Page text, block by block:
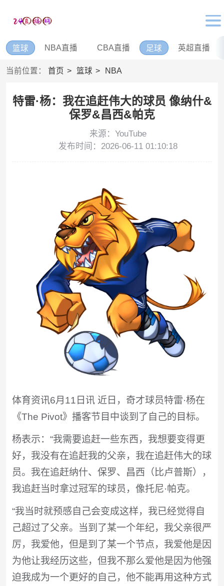
篮球 NBA直播 CBA直播 足球 英超直播
当前位置： 首页 篮球 NBA
特雷·杨：我在追赶伟大的球员 像纳什&
保罗&昌西&帕克
来源：YouTube
发布时间：2026-06-11 01:10:18
体育资讯6月11日讯 近日，奇才球员特雷·杨在
《The Pivot》播客节目中谈到了自己的目标。
杨表示：“我需要追赶一些东西，我想要变得更
好，我没有在追赶我的父亲，我在追赶伟大的球
员。我在追赶纳什、保罗、昌西（比卢普斯），
我追赶当时拿过冠军的球员，像托尼·帕克。
“我当时就预感自己会变成这样，我已经觉得自
己超过了父亲。当到了某一个年纪，我父亲很严
厉，我爱他，但是到了某一个节点，我爱他是因
为他让我经历这些，但我不那么爱他是因为他强
迫我成为一个更好的自己，他不能再用这种方式